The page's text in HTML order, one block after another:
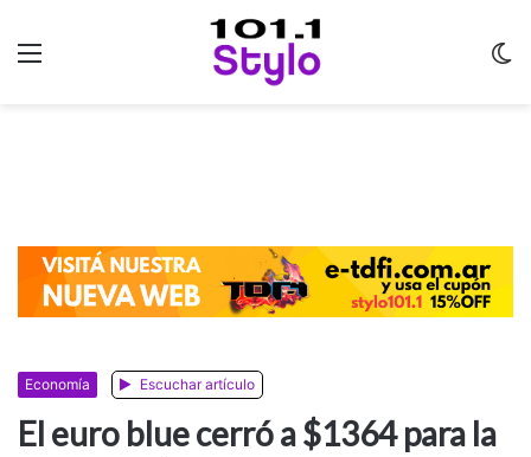
Economía Escuchar artículo
El euro blue cerró a $1364 para la